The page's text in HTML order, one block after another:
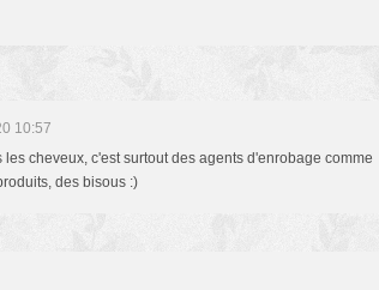
10:57
cheveux, c'est surtout des agents d'enrobage comme
des bisous :)